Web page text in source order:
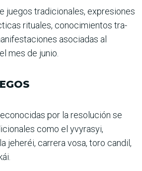
jue­gos tradicionales, expresio­nes
rituales, conocimientos tra­
asociadas al
mes de junio.
por la resolución se
como el yvyrasyi,
jeheréi, carrera vosa, toro candil,